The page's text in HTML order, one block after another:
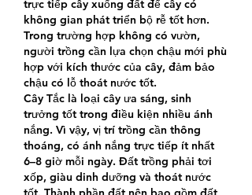
trực tiếp cây xuống đất để cây có
không gian phát triển bộ rễ tốt hơn.
Trong trường hợp không có vườn,
người trồng cần lựa chọn chậu mới phù
hợp với kích thước của cây, đảm bảo
chậu có lỗ thoát nước tốt.
Cây Tắc là loại cây ưa sáng, sinh
trưởng tốt trong điều kiện nhiều ánh
nắng. Vì vậy, vị trí trồng cần thông
thoáng, có ánh nắng trực tiếp ít nhất
6–8 giờ mỗi ngày. Đất trồng phải tơi
xốp, giàu dinh dưỡng và thoát nước